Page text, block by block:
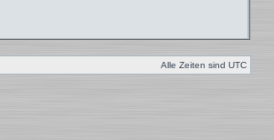
Alle Zeiten sind UTC